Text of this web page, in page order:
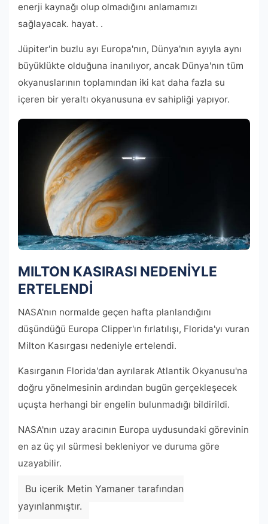
enerji kaynağı olup olmadığını anlamamızı
sağlayacak. hayat. .
Jüpiter'in buzlu ayı Europa'nın, Dünya'nın ayıyla aynı
büyüklükte olduğuna inanılıyor, ancak Dünya'nın tüm
okyanuslarının toplamından iki kat daha fazla su
içeren bir yeraltı okyanusuna ev sahipliği yapıyor.
MILTON KASIRASI NEDENİYLE
ERTELENDİ
NASA'nın normalde geçen hafta planlandığını
düşündüğü Europa Clipper'ın fırlatılışı, Florida'yı vuran
Milton Kasırgası nedeniyle ertelendi.
Kasırganın Florida'dan ayrılarak Atlantik Okyanusu'na
doğru yönelmesinin ardından bugün gerçekleşecek
uçuşta herhangi bir engelin bulunmadığı bildirildi.
NASA'nın uzay aracının Europa uydusundaki görevinin
en az üç yıl sürmesi bekleniyor ve duruma göre
uzayabilir.
Bu içerik Metin Yamaner tarafından
yayınlanmıştır.